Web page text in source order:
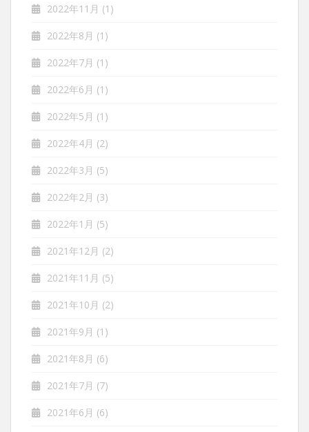
2022年11月 (1)
2022年8月 (1)
2022年7月 (1)
2022年6月 (1)
2022年5月 (1)
2022年4月 (2)
2022年3月 (5)
2022年2月 (3)
2022年1月 (5)
2021年12月 (2)
2021年11月 (5)
2021年10月 (2)
2021年9月 (1)
2021年8月 (6)
2021年7月 (7)
2021年6月 (6)